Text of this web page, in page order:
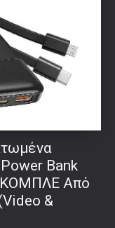
Bank
ΚΟΜΠΛΕ Από
&